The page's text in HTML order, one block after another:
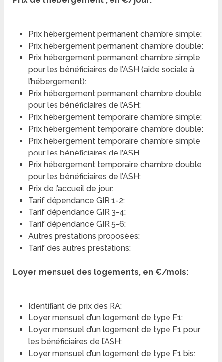
Prix hébergement permanent chambre simple:
Prix hébergement permanent chambre double:
Prix hébergement permanent chambre simple
pour les bénéficiaires de l’ASH (aide sociale à
l’hébergement):
Prix hébergement permanent chambre double
pour les bénéficiaires de l’ASH:
Prix hébergement temporaire chambre simple:
Prix hébergement temporaire chambre double:
Prix hébergement temporaire chambre simple
pour les bénéficiaires de l’ASH
Prix hébergement temporaire chambre double
pour les bénéficiaires de l’ASH:
Prix de l’accueil de jour:
Tarif dépendance GIR 1-2:
Tarif dépendance GIR 3-4:
Tarif dépendance GIR 5-6:
Autres prestations proposées:
Tarif des autres prestations:
Loyer mensuel des logements, en €/mois:
Identifiant de prix des RA:
Loyer mensuel d’un logement de type F1:
Loyer mensuel d’un logement de type F1 pour
les bénéficiaires de l’ASH:
Loyer mensuel d’un logement de type F1 bis: